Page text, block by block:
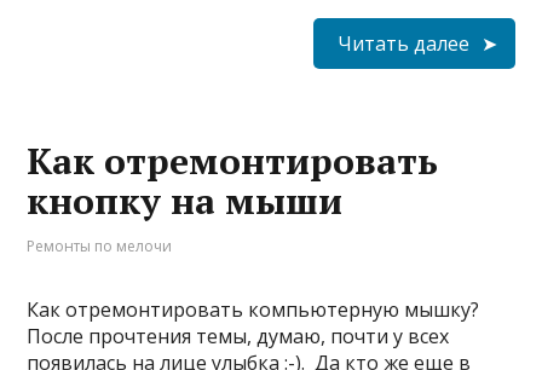
Читать далее
Как отремонтировать
кнопку на мыши
Ремонты по мелочи
Как отремонтировать компьютерную мышку?
После прочтения темы, думаю, почти у всех
появилась на лице улыбка :-). Да кто же еще в